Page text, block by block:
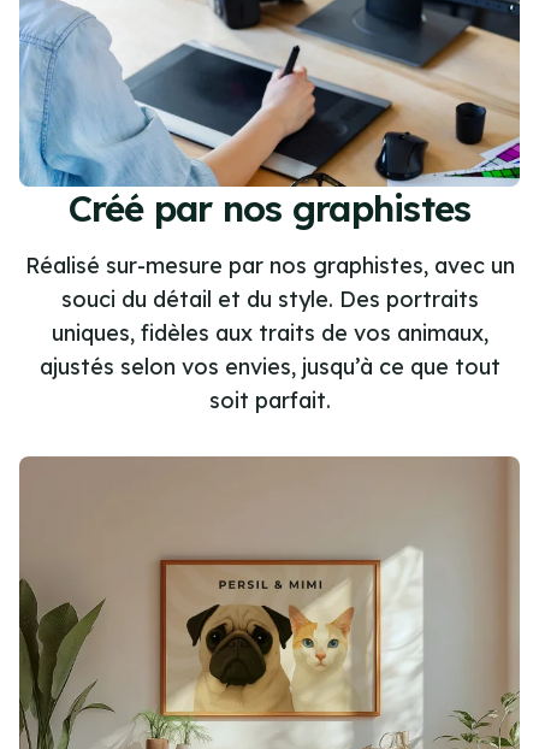
Créé par nos graphistes
Réalisé sur-mesure par nos graphistes, avec un
souci du détail et du style. Des portraits
uniques, fidèles aux traits de vos animaux,
ajustés selon vos envies, jusqu’à ce que tout
soit parfait.